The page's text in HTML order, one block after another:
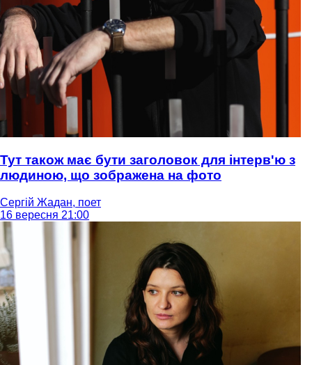
Тут також має бути заголовок для інтерв'ю з
людиною, що зображена на фото
Сергій Жадан, поет
16 вересня 21:00